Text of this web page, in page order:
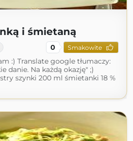
i śmietaną
0 Smakowite
:) Translate google tłumaczy:
danie. Na każdą okazję" ;)
szynki 200 ml śmietanki 18 %